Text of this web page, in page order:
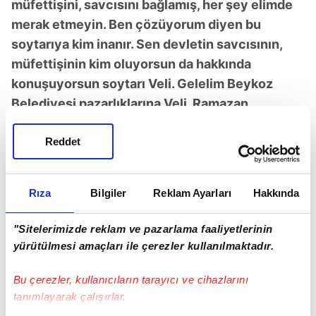
Rıza Bilgiler Reklam Ayarları Hakkında
"Sitelerimizde reklam ve pazarlama faaliyetlerinin
yürütülmesi amaçları ile çerezler kullanılmaktadır.
Bu çerezler, kullanıcıların tarayıcı ve cihazlarını
tanımlayarak çalışırlar.
Reddet
müfettişini, savcısını bağlamış, her şey elimde
merak etmeyin. Ben çözüyorum diyen bu
soytarıya kim inanır. Sen devletin savcısının,
müfettişinin kim oluyorsun da hakkında
konuşuyorsun soytarı Veli. Gelelim Beykoz
Belediyesi pazarlıklarına Veli. Ramazan
yaklaşıyor. Ramazan kolisi, pazarlıklarını bir
şirket yetkilileri ile yaptın mı yapmadın mı?
Kaçak kat ve restoranlar üzerinden para aldın mı
müdürlüğünden tarafından sana para geldi mi
gelmedi mi?"
gibi sorular dile getirildi.
Ayrıca paylaşımda, Gümüş'ün Beykoz Belediyesi
içinde yetkiyi kötüye kullandığı ve bazı kişisel
çıkarlar elde ettiği yönünde ifadeler yer aldı. Bu